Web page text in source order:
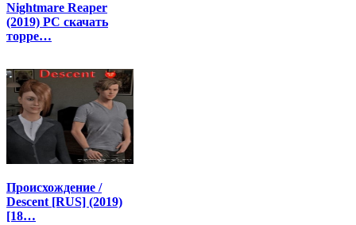
Nightmare Reaper
(2019) PC скачать
торре…
Происхождение /
Descent [RUS] (2019)
[18…